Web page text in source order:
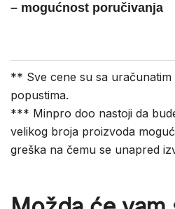
– mogućnost poručivanja
** Sve cene su sa uračunatim
popustima.
*** Minpro doo nastoji da
velikog broja proizvoda
greška na čemu se unapred